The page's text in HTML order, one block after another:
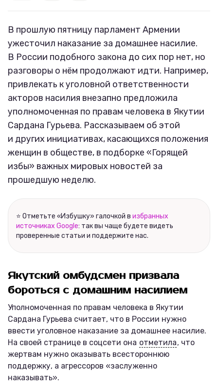
В прошлую пятницу парламент Армении
ужесточил наказание за домашнее насилие.
В России подобного закона до сих пор нет, но
разговоры о нём продолжают идти. Например,
привлекать к уголовной ответственности
акторов насилия внезапно предложила
уполномоченная по правам человека в Якутии
Сардана Гурьева. Рассказываем об этой
и других инициативах, касающихся положения
женщин в обществе, в подборке «Горящей
избы» важных мировых новостей за
прошедшую неделю.
⭐ Отметьте «Избушку» галочкой в избранных
источниках Google: так вы чаще будете видеть
проверенные статьи и поддержите нас.
Якутский омбудсмен призвала
бороться с домашним насилием
Уполномоченная по правам человека в Якутии
Сардана Гурьева считает, что в России нужно
ввести уголовное наказание за домашнее насилие.
На своей странице в соцсети она отметила, что
жертвам нужно оказывать всестороннюю
поддержку, а агрессоров «заслуженно
наказывать».